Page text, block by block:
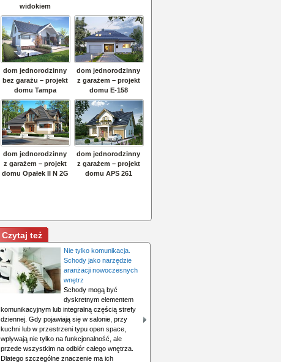
Czytaj też
Nie tylko komunikacja.
Schody jako narzędzie
aranżacji nowoczesnych
wnętrz
Schody mogą być
dyskretnym elementem
komunikacyjnym lub integralną częścią strefy
dziennej. Gdy pojawiają się w salonie, przy
kuchni lub w przestrzeni typu open space,
wpływają nie tylko na funkcjonalność, ale
przede wszystkim na odbiór całego wnętrza.
Dlatego szczególne znaczenie ma ich